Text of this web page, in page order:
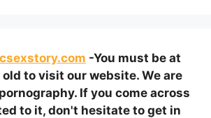
-You must be at
old to visit our website. We are
If you come across
to it, don't hesitate to get in